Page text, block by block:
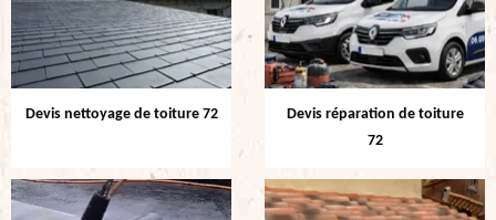
Devis nettoyage de toiture 72
Devis réparation de toiture
72